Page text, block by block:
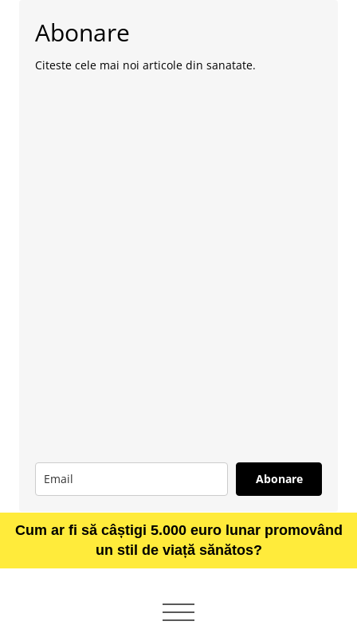
Abonare
Citeste cele mai noi articole din sanatate.
Abonare
Cum ar fi să câștigi 5.000 euro lunar promovând
un stil de viață sănătos?